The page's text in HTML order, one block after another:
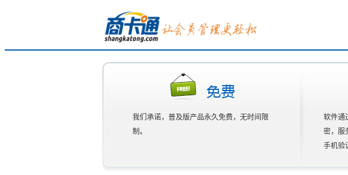
我们承诺，普及版产品永久免费，无时间限
制。
软件通
密，服
手机验